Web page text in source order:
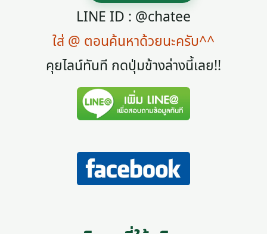
LINE ID : @chatee
ใส่ @ ตอนค้นหาด้วยนะครับ^^
คุยไลน์ทันที กดปุ่มข้างล่างนี้เลย!!